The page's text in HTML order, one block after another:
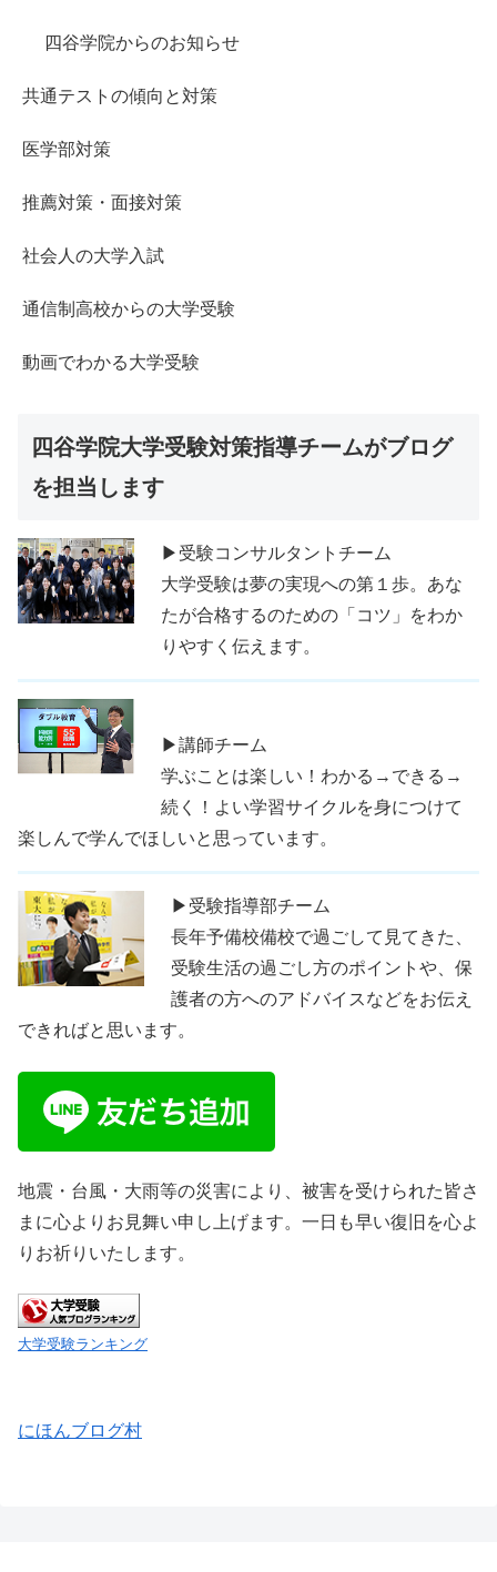
四谷学院からのお知らせ
共通テストの傾向と対策
医学部対策
推薦対策・面接対策
社会人の大学入試
通信制高校からの大学受験
動画でわかる大学受験
四谷学院大学受験対策指導チームがブログ
を担当します
▶受験コンサルタントチーム
大学受験は夢の実現への第１歩。あな
たが合格するのための「コツ」をわか
りやすく伝えます。
▶講師チーム
学ぶことは楽しい！わかる→できる→
続く！よい学習サイクルを身につけて
楽しんで学んでほしいと思っています。
▶受験指導部チーム
長年予備校備校で過ごして見てきた、
受験生活の過ごし方のポイントや、保
護者の方へのアドバイスなどをお伝え
できればと思います。
地震・台風・大雨等の災害により、被害を受けられた皆さ
まに心よりお見舞い申し上げます。一日も早い復旧を心よ
りお祈りいたします。
大学受験ランキング
にほんブログ村